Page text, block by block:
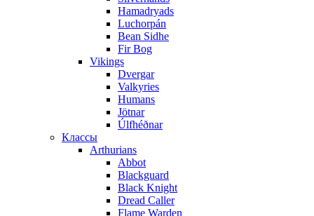
Hamadryads
Luchorpán
Bean Sidhe
Fir Bog
Vikings
Dvergar
Valkyries
Humans
Jötnar
Úlfhéðnar
Классы
Arthurians
Abbot
Blackguard
Black Knight
Dread Caller
Flame Warden